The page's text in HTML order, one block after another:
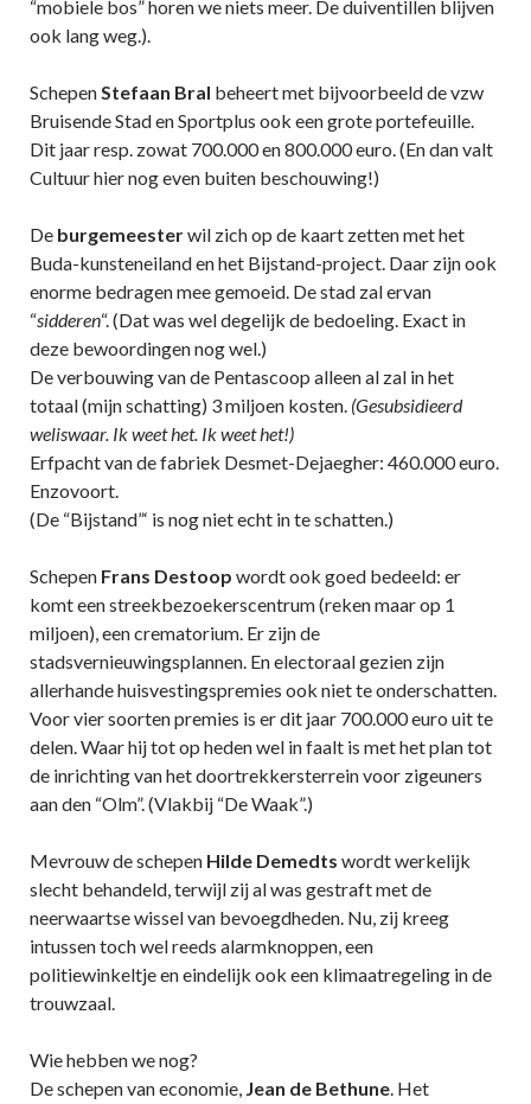
“mobiele bos” horen we niets meer. De duiventillen blijven
ook lang weg.).
SchepenStefaan Bral beheert met bijvoorbeeld de vzw
Bruisende Stad en Sportplus ook een grote portefeuille.
Dit jaar resp. zowat 700.000 en 800.000 euro. (En dan valt
Cultuur hier nog even buiten beschouwing!)
De burgemeesterwil zich op de kaart zetten met het
Buda-kunsteneiland en het Bijstand-project. Daar zijn ook
enorme bedragen mee gemoeid. De stad zal ervan
“sidderen“. (Dat was wel degelijk de bedoeling. Exact in
deze bewoordingen nog wel.)
De verbouwing van de Pentascoop alleen al zal in het
totaal (mijn schatting) 3 miljoen kosten. (Gesubsidieerd
weliswaar. Ik weet het. Ik weet het!)
Erfpacht van de fabriek Desmet-Dejaegher: 460.000 euro.
Enzovoort.
(De “Bijstand”‘ is nog niet echt in te schatten.)
Schepen Frans Destoop wordt ook goed bedeeld: er
komt een streekbezoekerscentrum (reken maar op 1
miljoen), een crematorium. Er zijn de
stadsvernieuwingsplannen. En electoraal gezien zijn
allerhande huisvestingspremies ook niet te onderschatten.
Voor vier soorten premies is er dit jaar 700.000 euro uit te
delen. Waar hij tot op heden wel in faalt is met het plan tot
de inrichting van het doortrekkersterrein voor zigeuners
aan den “Olm”. (Vlakbij “De Waak”.)
Mevrouw de schepen Hilde Demedts wordt werkelijk
slecht behandeld, terwijl zij al was gestraft met de
neerwaartse wissel van bevoegdheden. Nu, zij kreeg
intussen toch wel reeds alarmknoppen, een
politiewinkeltje en eindelijk ook een klimaatregeling in de
trouwzaal.
Wie hebben we nog?
De schepen van economie, Jean de Bethune. Het